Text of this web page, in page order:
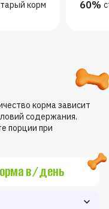
корм 60%
корма зависит
содержания.
порции при
в/день